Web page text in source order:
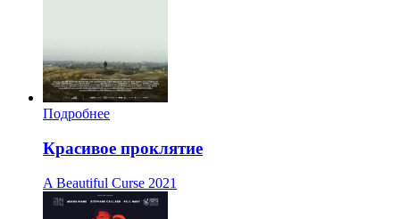
Подробнее
Красивое проклятие
A Beautiful Curse 2021